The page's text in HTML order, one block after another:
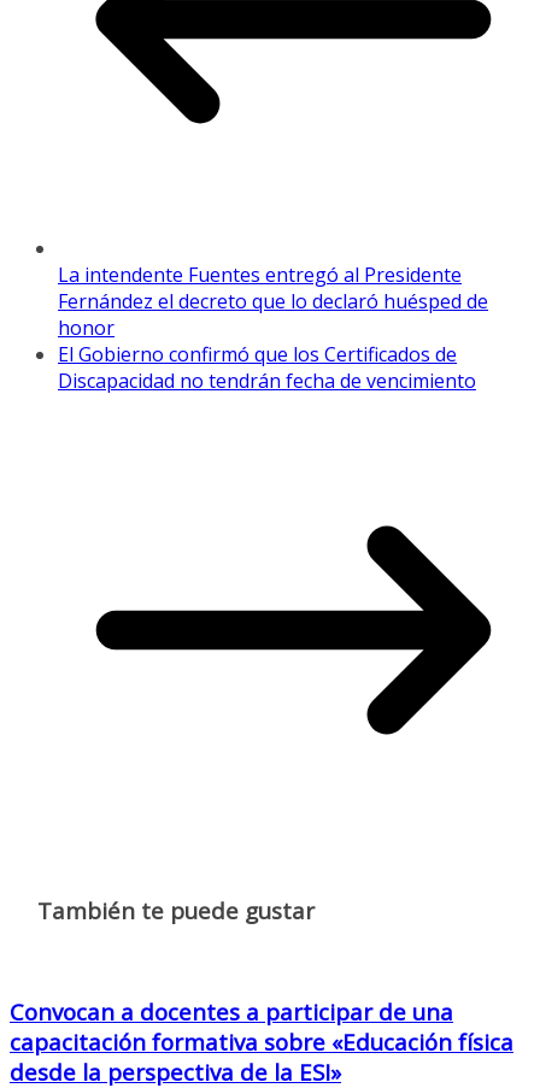
La intendente Fuentes entregó al Presidente
Fernández el decreto que lo declaró huésped de
honor
El Gobierno confirmó que los Certificados de
Discapacidad no tendrán fecha de vencimiento
También te puede gustar
Convocan a docentes a participar de una
capacitación formativa sobre «Educación física
desde la perspectiva de la ESI»